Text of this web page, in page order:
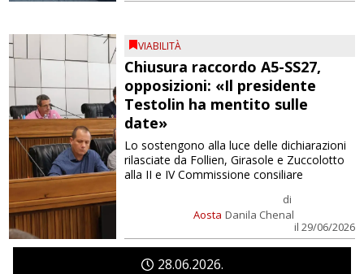
VIABILITÀ
Chiusura raccordo A5-SS27,
opposizioni: «Il presidente
Testolin ha mentito sulle
date»
Aosta
di
Danila Chenal
il 29/06/2026
Lo sostengono alla luce delle dichiarazioni
rilasciate da Follien, Girasole e Zuccolotto
alla II e IV Commissione consiliare
2806 2026